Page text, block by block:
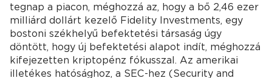
tegnap a piacon, méghozzá az, hogy a bő 2,46 ezer
milliárd dollárt kezelő Fidelity Investments, egy
bostoni székhelyű befektetési társaság úgy
döntött, hogy új befektetési alapot indít, méghozzá
kifejezetten kriptopénz fókusszal. Az amerikai
illetékes hatósághoz, a SEC-hez (Security and